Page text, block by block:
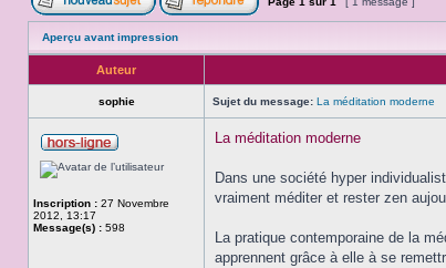
Aperçu avant impression
Auteur
sophie Sujet du message: La méditation moderne
Inscription : 27 Novembre
2012, 13:17
Message(s) : 598
La méditation moderne
Dans une société hyper
vraiment méditer et rester zen
La pratique contemporaine de la
apprennent grâce à elle à se